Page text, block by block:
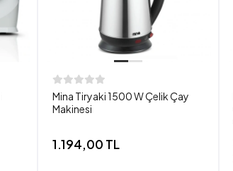
Mina Tiryaki 1500 W Çelik Çay
Makinesi
1.194,00 TL